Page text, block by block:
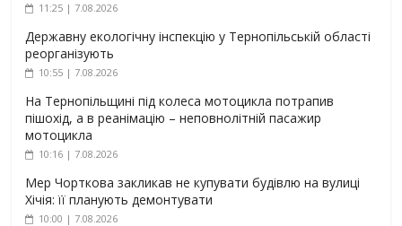
11:25 | 7.08.2026
Державну екологічну інспекцію у Тернопільській області
реорганізують
10:55 | 7.08.2026
На Тернопільщині під колеса мотоцикла потрапив
пішохід, а в реанімацію – неповнолітній пасажир
мотоцикла
10:16 | 7.08.2026
Мер Чорткова закликав не купувати будівлю на вулиці
Хічія: її планують демонтувати
10:00 | 7.08.2026